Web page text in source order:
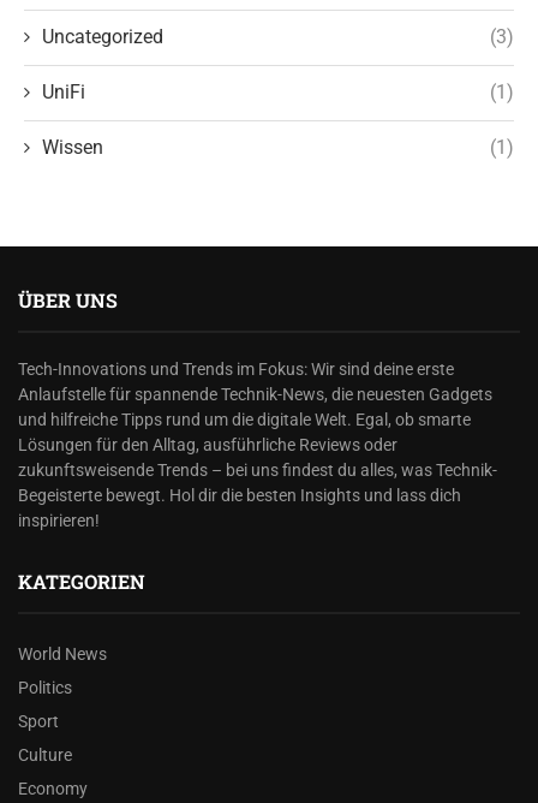
Uncategorized (3)
UniFi (1)
Wissen (1)
ÜBER UNS
Tech-Innovations und Trends im Fokus: Wir sind deine erste
Anlaufstelle für spannende Technik-News, die neuesten Gadgets
und hilfreiche Tipps rund um die digitale Welt. Egal, ob smarte
Lösungen für den Alltag, ausführliche Reviews oder
zukunftsweisende Trends – bei uns findest du alles, was Technik-
Begeisterte bewegt. Hol dir die besten Insights und lass dich
inspirieren!
KATEGORIEN
World News
Politics
Sport
Culture
Economy